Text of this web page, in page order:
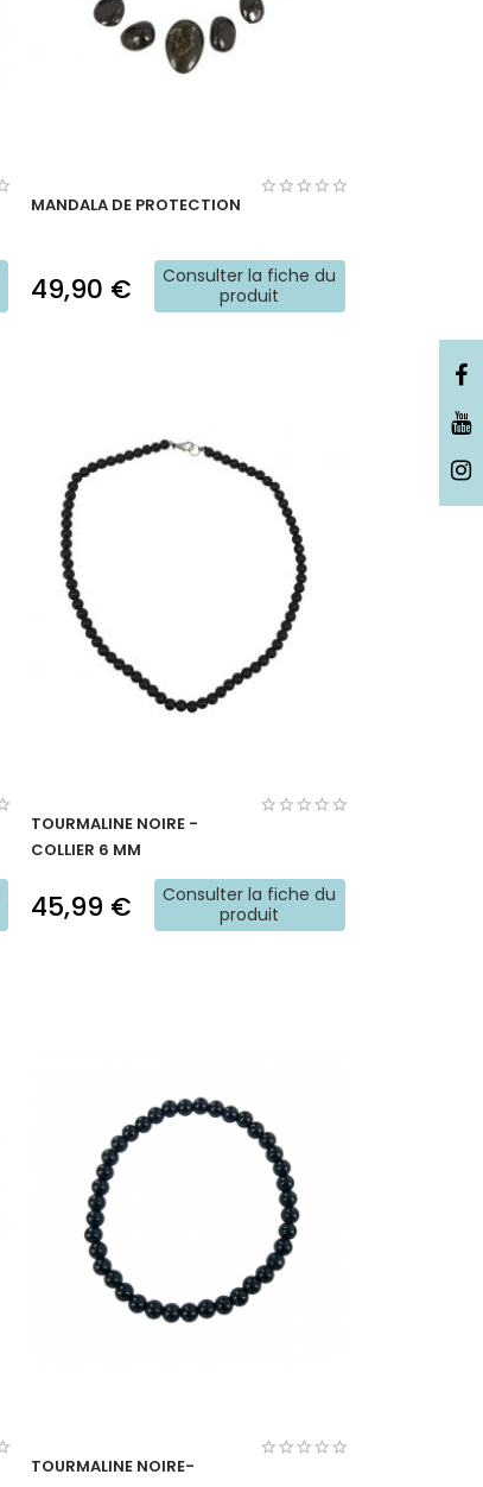
MANDALA DE PROTECTION
49,90 €
Consulter la fiche du
produit
TOURMALINE NOIRE -
COLLIER 6 MM
45,99 €
Consulter la fiche du
produit
TOURMALINE NOIRE-